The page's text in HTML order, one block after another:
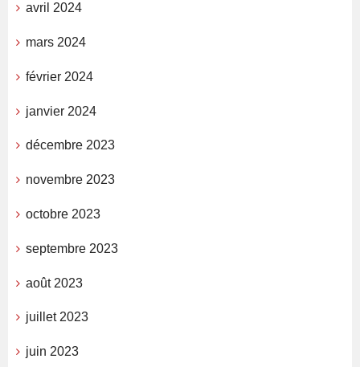
avril 2024
mars 2024
février 2024
janvier 2024
décembre 2023
novembre 2023
octobre 2023
septembre 2023
août 2023
juillet 2023
juin 2023